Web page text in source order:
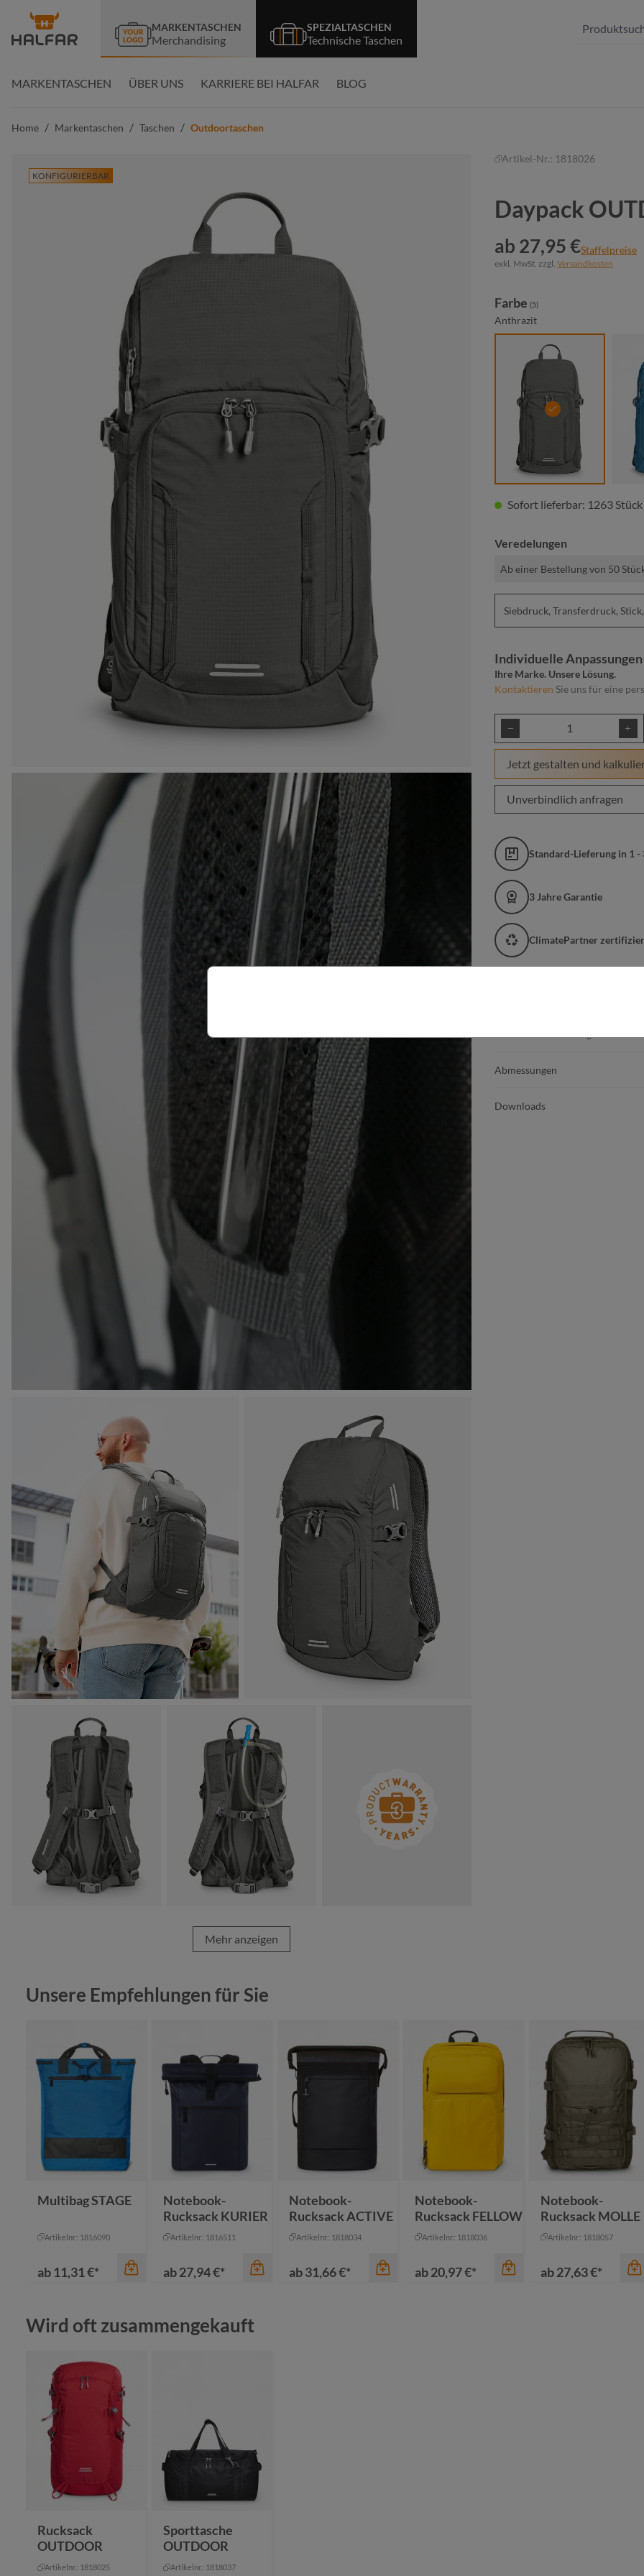
Zur Hauptnavigation springen
MARKENTASCHEN
Merchandising
SPEZIALTASCHEN
Technische Taschen
MARKENTASCHEN ÜBER UNS KARRIERE BEI HALFAR BLOG
Home / Markentaschen / Taschen / Outdoortaschen
KONFIGURIERBAR
Mehr anzeigen
Artikel-Nr.: 1818026
Daypack
ab 27,95 €Staffelpreise
exkl. MwSt. zzgl. Versandkosten
Farbeauswählen
(5)
Anthrazit
anthrazit
Sofort lieferbar: 1263 Stück
Veredelungen
Ab einer Bestellung von 50
Siebdruck, Transferdruck,
Individuelle Anpassungen
Ihre Marke. Unsere Lösung.
Kontaktieren Sie uns für eine
Produkt Anzahl:
Jetzt gestalten und
Unverbindlich anfragen
Standard-Lieferung in 1 -
3 Jahre Garantie
ClimatePartner
Abmessungen
Downloads
Produktgalerie überspringen
Unsere Empfehlungen für Sie
Multibag STAGE
Artikelnr.: 1816090
ab11,31 €*
anthrazit
cyan
schwarz
1
Notebook-
Rucksack KURIER
Artikelnr.: 1816511
ab27,94 €*
marine
Notebook-
Rucksack ACTIVE
Artikelnr.: 1818034
ab31,66 €*
Notebook-
Rucksack FELLOW
Artikelnr.: 1818036
ab20,97 €*
Notebook-
Rucksack MOLLE
Artikelnr.: 1818057
ab27,63 €*
Produktgalerie überspringen
Wird oft zusammengekauft
Rucksack
OUTDOOR
Artikelnr.: 1818025
Sporttasche
OUTDOOR
Artikelnr.: 1818037